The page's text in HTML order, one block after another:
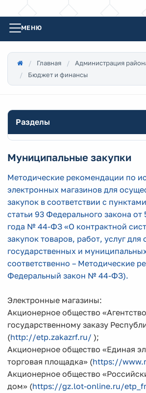
МЕНЮ
Главная
Администрация
Бюджет и финансы
Разделы
Муниципальные закупки
Методические рекомендации по
электронных магазинов для
закупок в соответствии с
статьи 93 Федерального закона от
года № 44-ФЗ «О контрактной
закупок товаров, работ, услуг для
государственных и
соответственно – Методические
Федеральный закон № 44-ФЗ).
Электронные магазины:
Акционерное общество
государственному заказу
(http://etp.zakazrf.ru/ );
Акционерное общество «Единая
торговая площадка» (https://
Акционерное общество
дом» (https://gz.lot-online.ru/